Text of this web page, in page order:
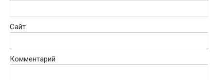
Сайт
Комментарий